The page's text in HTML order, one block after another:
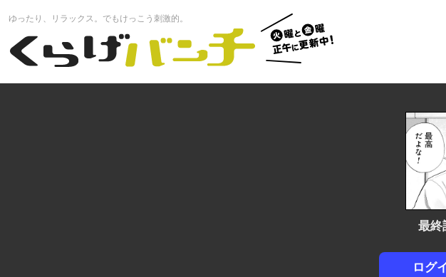
くらげバンチ
火曜と金
曜正午に
更新中！
ゆったり、リラックス。でもけっこう刺激的。
最
ログ